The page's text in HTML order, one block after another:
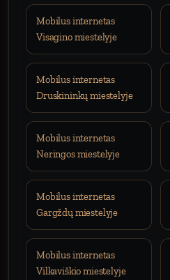
Mobilus internetas
Visagino miestelyje
Mobilus internetas
Druskininkų miestelyje
Mobilus internetas
Neringos miestelyje
Mobilus internetas
Gargždų miestelyje
Mobilus internetas
Vilkaviškio miestelyje